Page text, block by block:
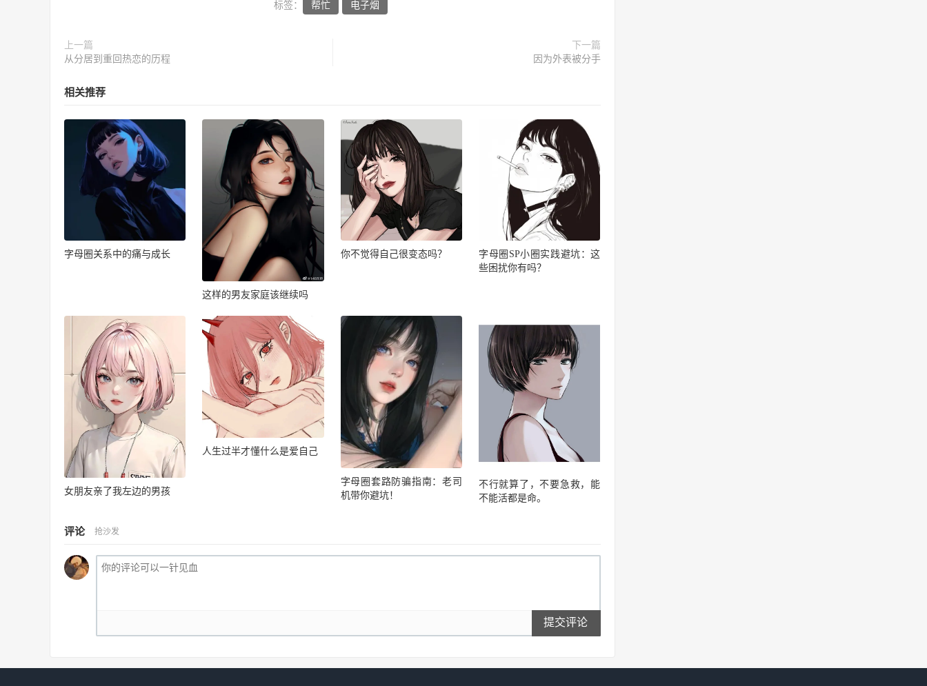
标签： 帮忙 电子烟
上一篇
从分居到重回热恋的历程
下一篇
因为外表被分手
相关推荐
字母圈关系中的痛与成长
这样的男友家庭该继续吗
你不觉得自己很变态吗？
字母圈SP小圈实践避坑：这
些困扰你有吗？
女朋友亲了我左边的男孩
人生过半才懂什么是爱自己
字母圈套路防骗指南：老司
机带你避坑！
不行就算了，不要急救，能
不能活都是命。
评论 抢沙发
提交评论